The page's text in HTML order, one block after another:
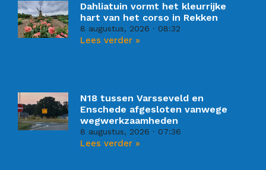
Dahliatuin vormt het kleurrijke
hart van het corso in Rekken
8 augustus, 2026 08:32
Lees verder »
N18 tussen Varsseveld en
Enschede afgesloten vanwege
wegwerkzaamheden
8 augustus, 2026 07:36
Lees verder »